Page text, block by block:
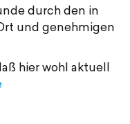
durch den in
und genehmigen
hier wohl aktuell